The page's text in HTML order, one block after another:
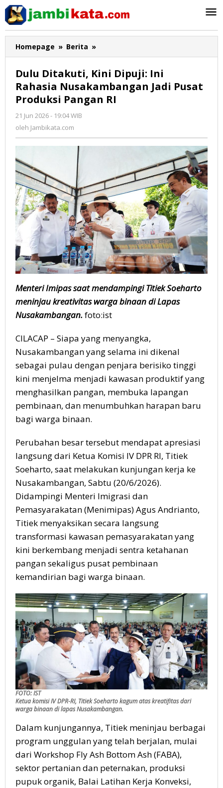
Lewati
konten
Homepage » Berita »
Ditakuti,
Kini
Dipuji:
Ini
Rahasia
Produksi
Dulu Ditakuti, Kini Dipuji: Ini
Rahasia Nusakambangan Jadi Pusat
Produksi Pangan RI
21 Jun 2026 - 19:04 WIB
oleh Jambikata.com
Menteri Imipas saat mendampingi Titiek Soeharto
meninjau kreativitas warga binaan di Lapas
Nusakambangan. foto:ist
CILACAP – Siapa yang menyangka,
Nusakambangan yang selama ini dikenal
sebagai pulau dengan penjara berisiko tinggi
kini menjelma menjadi kawasan produktif yang
menghasilkan pangan, membuka lapangan
pembinaan, dan menumbuhkan harapan baru
bagi warga binaan.
Perubahan besar tersebut mendapat apresiasi
langsung dari Ketua Komisi IV DPR RI, Titiek
Soeharto, saat melakukan kunjungan kerja ke
Nusakambangan, Sabtu (20/6/2026).
Didampingi Menteri Imigrasi dan
Pemasyarakatan (Menimipas) Agus Andrianto,
Titiek menyaksikan secara langsung
transformasi kawasan pemasyarakatan yang
kini berkembang menjadi sentra ketahanan
pangan sekaligus pusat pembinaan
kemandirian bagi warga binaan.
FOTO: IST
Ketua komisi IV DPR-RI, Titiek Soeharto kagum atas kreatifitas dari
warga binaan di lapas Nusakambangan.
Dalam kunjungannya, Titiek meninjau berbagai
program unggulan yang telah berjalan, mulai
dari Workshop Fly Ash Bottom Ash (FABA),
sektor pertanian dan peternakan, produksi
pupuk organik, Balai Latihan Kerja Konveksi,